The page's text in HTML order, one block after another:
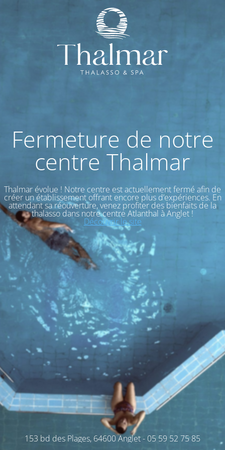
Fermeture de notre
centre Thalmar
Thalmar évolue ! Notre centre est actuellement fermé afin de
créer un établissement offrant encore plus d’expériences. En
attendant sa réouverture, venez profiter des bienfaits de la
thalasso dans notre centre Atlanthal à Anglet !
Découvrir le site
153 bd des Plages, 64600 Anglet - 05 59 52 75 85